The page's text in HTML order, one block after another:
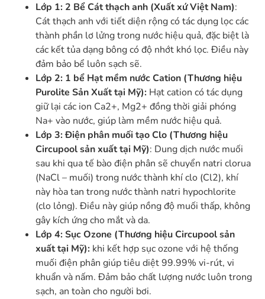
Lớp 1: 2 Bể Cát thạch anh (Xuất xứ Việt Nam):
Cát thạch anh với tiết diện rộng có tác dụng lọc các
thành phần lơ lửng trong nước hiệu quả, đặc biệt là
các kết tủa dạng bông có độ nhớt khó lọc. Điều này
đảm bảo bể luôn sạch sẽ.
Lớp 2: 1 bể Hạt mềm nước Cation (Thương hiệu
Purolite Sản Xuất tại Mỹ): Hạt cation có tác dụng
giữ lại các ion Ca2+, Mg2+ đồng thời giải phóng
Na+ vào nước, giúp làm mềm nước hiệu quả.
Lớp 3: Điện phân muối tạo Clo (Thương hiệu
Circupool sản xuất tại Mỹ): Dung dịch nước muối
sau khi qua tế bào điện phân sẽ chuyển natri clorua
(NaCl – muối) trong nước thành khí clo (Cl2), khí
này hòa tan trong nước thành natri hypochlorite
(clo lỏng). Điều này giúp nồng độ muối thấp, không
gây kích ứng cho mắt và da.
Lớp 4: Sục Ozone (Thương hiệu Circupool sản
xuất tại Mỹ): khi kết hợp sục ozone với hệ thống
muối điện phân giúp tiêu diệt 99.99% vi-rút, vi
khuẩn và nấm. Đảm bảo chất lượng nước luôn trong
sạch, an toàn cho người bơi.